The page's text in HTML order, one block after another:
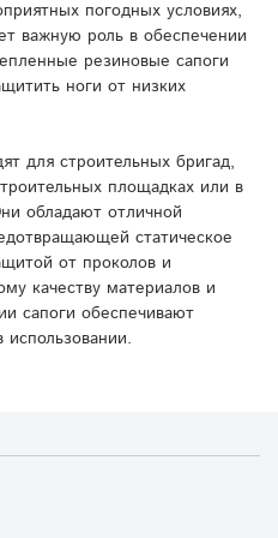
погодных условиях,
важную роль в обеспечении
резиновые сапоги
ноги от низких
для строительных бригад,
площадках или в
обладают отличной
статическое
от проколов и
качеству материалов и
сапоги обеспечивают
использовании.